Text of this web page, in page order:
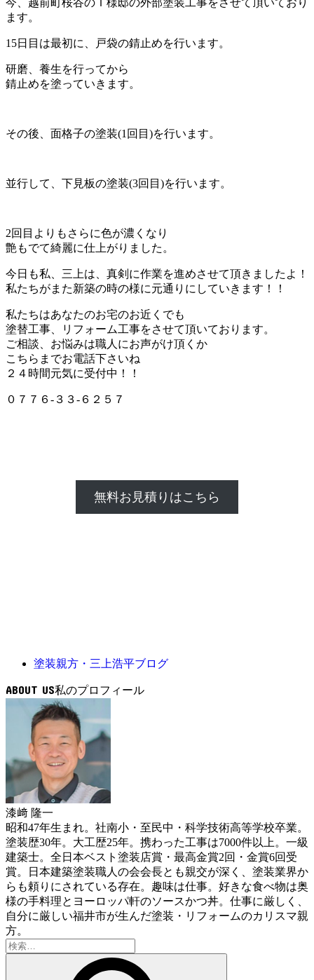
ます。
15日目は最初に、戸袋の錆止めを行います。
研磨、養生を行ってから
錆止めを塗っていきます。
その後、面格子の塗装(1回目)を行います。
並行して、下見板の塗装(3回目)を行います。
2回目よりもさらに色が濃くなり
艶もでて綺麗に仕上がりました。
今日も私、三上は、真剣に作業を進めさせて頂きましたよ！
私たちがまた新築の時の様に元通りにしていきます！！
私たちはあなたのお宅のお近くでも
塗替工事、リフォーム工事をさせて頂いております。
ご相談、お悩みは職人にお声がけ頂くか
こちらまでお電話下さいね
２４時間元気に受付中！！
０７７６-３３-６２５７
無料お見積りはこちら
塗装親方・三上浩平ブログ
ABOUT US
漆﨑 隆一
昭和47年生まれ。社南小・至民中・科学技術高等学校卒業。
塗装歴30年。大工歴25年。携わった工事は7000件以上。一級
建築士。全日本ベスト塗装店賞・最高金賞2回・金賞6回受
賞。日本建築塗装職人の会会長とも親交が深く、塗装業界か
らも頼りにされている存在。趣味は仕事。好きな食べ物は奥
様の手料理とヨーロッパ軒のソースかつ丼。仕事に厳しく、
自分に厳しい福井市が生んだ塗装・リフォームのカリスマ親
方。
検
索: